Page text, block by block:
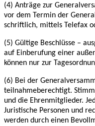
(4) Anträge zur
vor dem Termin der
schriftlich, mittels Telefax
(5) Gültige Beschlüsse –
auf Einberufung einer
können nur zur
(6) Bei der
teilnahmeberechtigt.
und die Ehrenmitglieder.
Juristische Personen und
werden durch einen